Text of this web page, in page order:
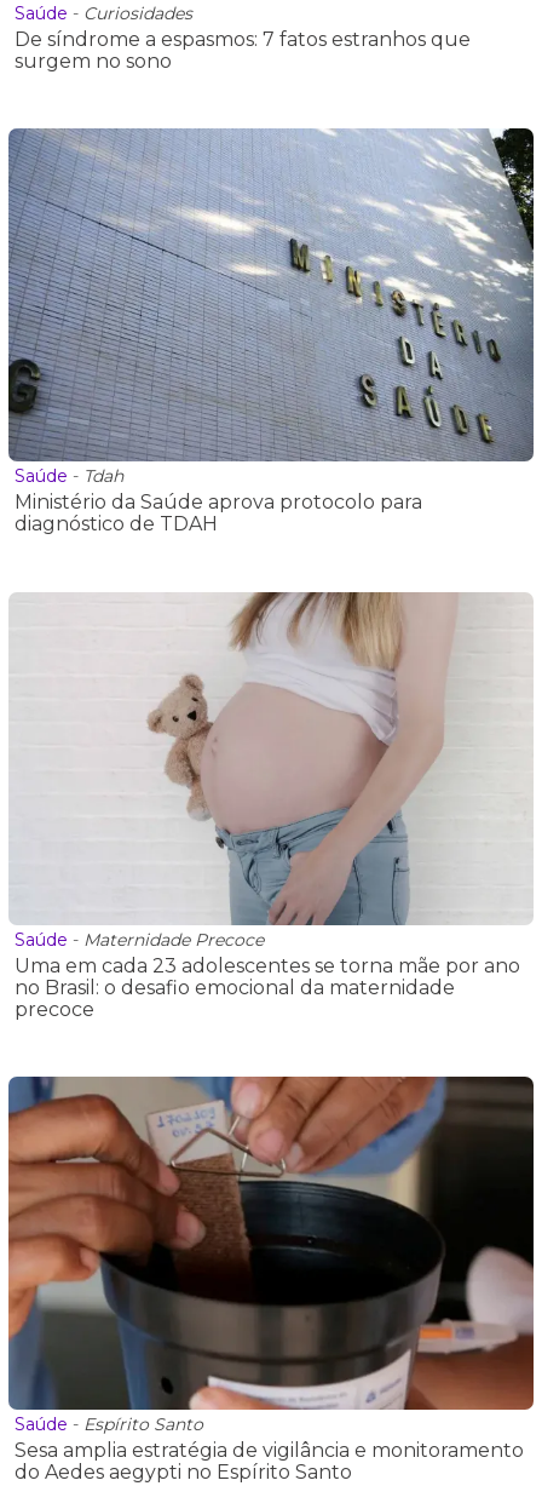
Saúde - Curiosidades
De síndrome a espasmos: 7 fatos estranhos que
surgem no sono
Saúde - Tdah
Ministério da Saúde aprova protocolo para
diagnóstico de TDAH
Saúde - Maternidade Precoce
Uma em cada 23 adolescentes se torna mãe por ano
no Brasil: o desafio emocional da maternidade
precoce
Saúde - Espírito Santo
Sesa amplia estratégia de vigilância e monitoramento
do Aedes aegypti no Espírito Santo